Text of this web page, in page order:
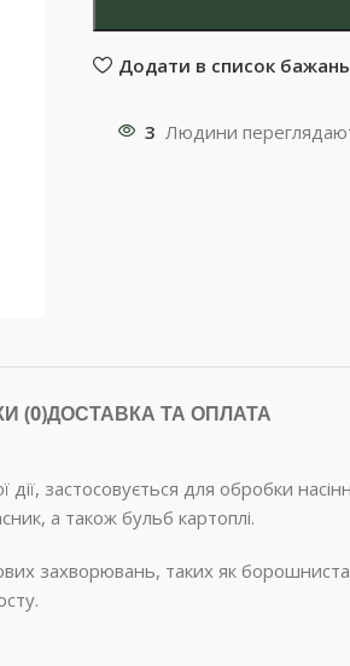
Додати в список бажань
3 Людини
(0)ДОСТАВКА ТА ОПЛАТА
застосовується для обробки
а також бульб картоплі.
захворювань, таких як